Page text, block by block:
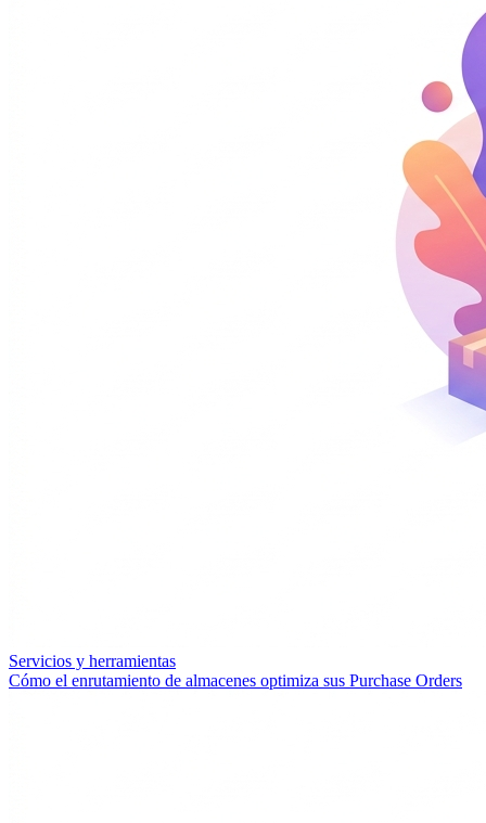
Servicios y herramientas
Cómo el enrutamiento de almacenes optimiza sus Purchase Orders